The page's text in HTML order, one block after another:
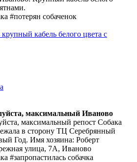
#потерян собаченок
кабель белого цвета с
максимальный Иваново
максимальный репост Собака
в сторону ТЦ Серебрянный
Год. Имя хозяина: Роберт
улица, 7А, Иваново
#запропастилась собачка